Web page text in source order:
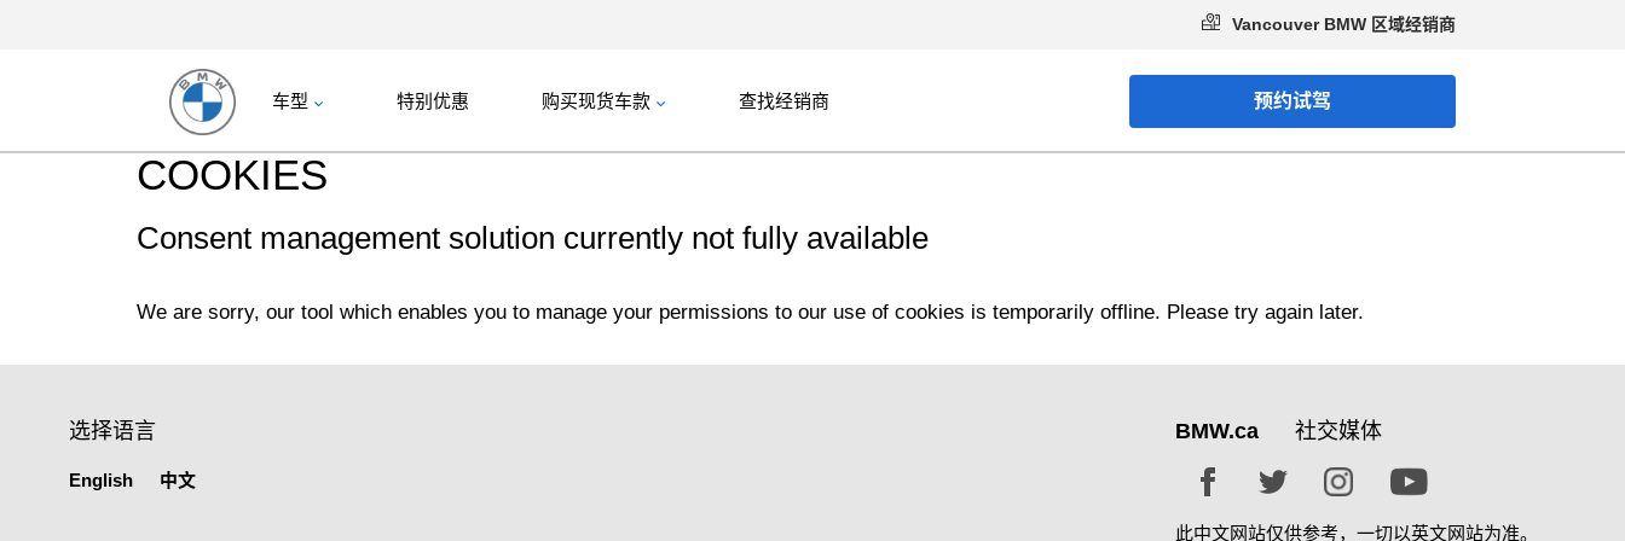
Vancouver BMW 区域经销商
车型 特别优惠 购买现货车款 查找经销商 预约试驾
COOKIES
选择语言
English 中文
BMW.ca 社交媒体
此中文网站仅供参考，一切以英文网站为准。